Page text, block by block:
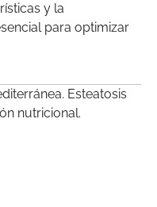
y la
para optimizar
Esteatosis
nutricional.